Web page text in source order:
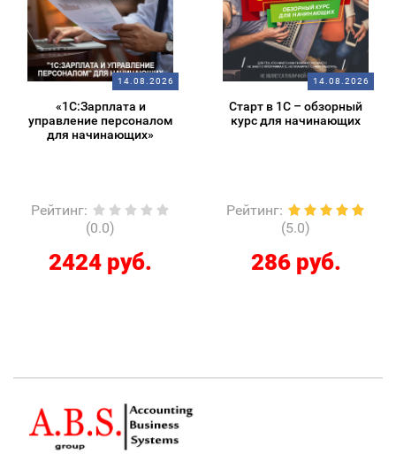
14.08.2026
«1С:Зарплата и
управление персоналом
для начинающих»
Рейтинг:
(0.0)
2424 руб.
14.08.2026
Старт в 1С – обзорный
курс для начинающих
Рейтинг:
(5.0)
286 руб.